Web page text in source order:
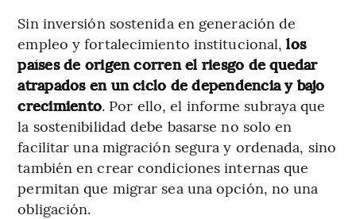
Sin inversión sostenida en generación de
empleo y fortalecimiento institucional,los
países de origen corren el riesgo de quedar
atrapados en un ciclo de dependencia y bajo
crecimiento. Por ello, el informe subraya que
la sostenibilidad debe basarse no solo en
facilitar una migración segura y ordenada, sino
también en crear condiciones internas que
permitan que migrar sea una opción, no una
obligación.